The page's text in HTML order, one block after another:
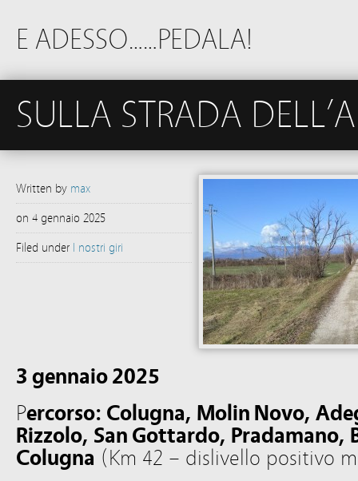
E ADESSO……PEDALA!
SULLA STRADA
Written by max
on 4 gennaio 2025
Filed under I nostri giri
3 gennaio 2025
Percorso: Colugna, Molin Novo,
Rizzolo, San Gottardo, Pradamano,
Colugna (Km 42 – dislivello positivo